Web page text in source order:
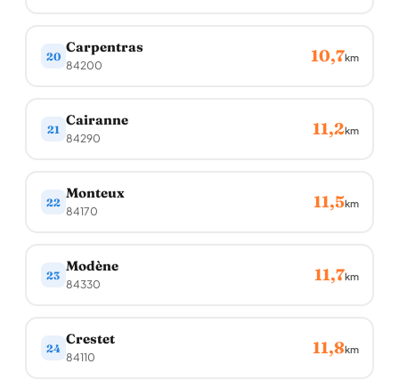
20
Carpentras
84200 10,7km
21
Cairanne
84290 11,2km
22
Monteux
84170 11,5km
23
Modène
84330 11,7km
24
Crestet
84110 11,8km